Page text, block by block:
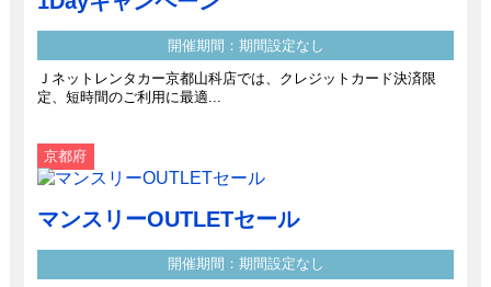
開催期間：期間設定なし
Ｊネットレンタカー京都山科店では、クレジットカード決済限
定、短時間のご利用に最適...
京都府
マンスリーOUTLETセール
開催期間：期間設定なし